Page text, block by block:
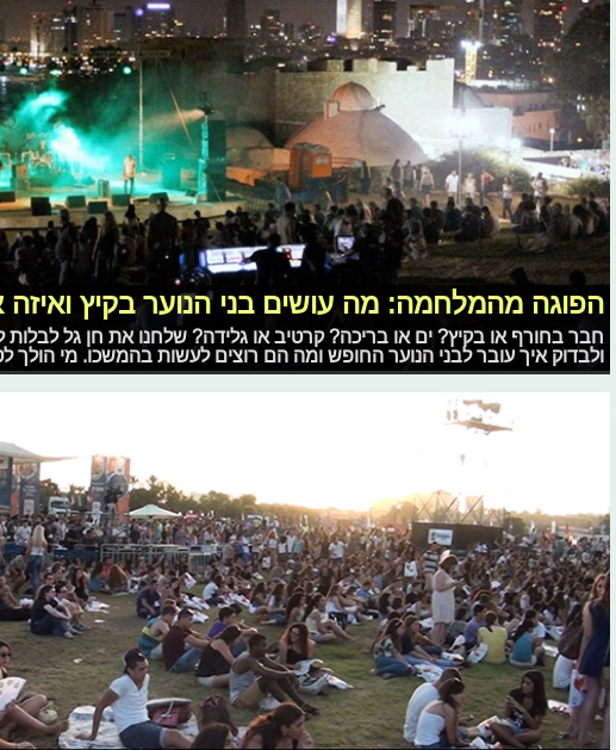
הפוגה מהמלחמה: מה עושים בני הנוער בקיץ ואיזה
חבר בחורף או בקיץ? ים או בריכה? קרטיב או גלידה? שלחנו את חן גל לבלות
ולבדוק איך עובר לבני הנוער החופש ומה הם רוצים לעשות בהמשכו. מי הולך